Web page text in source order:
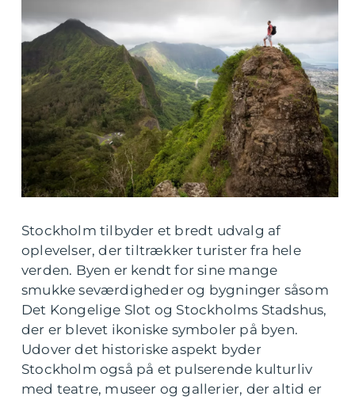
Stockholm tilbyder et bredt udvalg af
oplevelser, der tiltrækker turister fra hele
verden. Byen er kendt for sine mange
smukke seværdigheder og bygninger såsom
Det Kongelige Slot og Stockholms Stadshus,
der er blevet ikoniske symboler på byen.
Udover det historiske aspekt byder
Stockholm også på et pulserende kulturliv
med teatre, museer og gallerier, der altid er